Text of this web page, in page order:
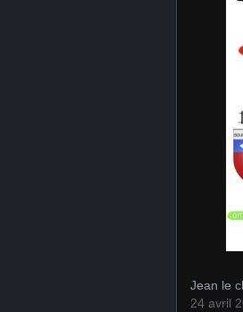
Jean le
24 avril